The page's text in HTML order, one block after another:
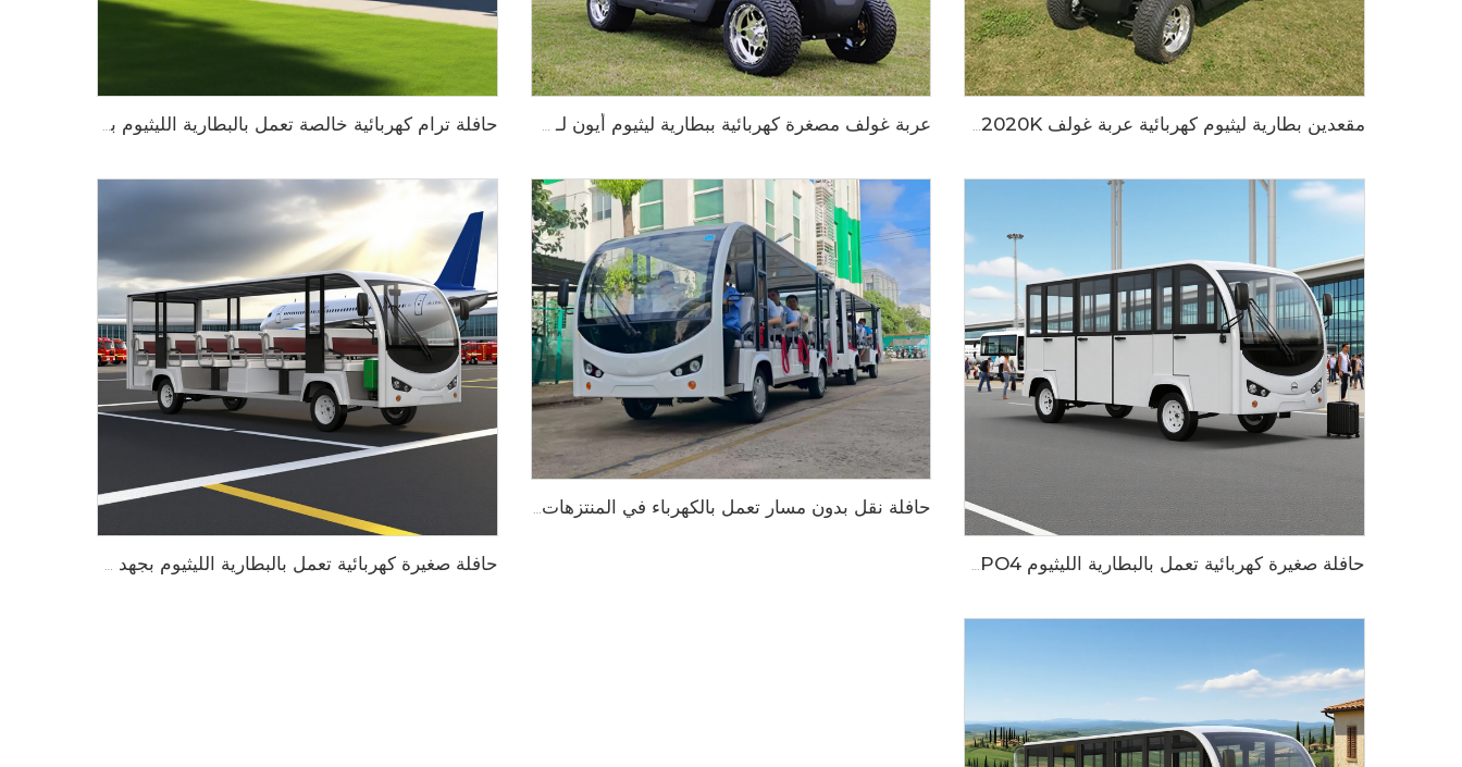
مقعدين بطارية ليثيوم كهربائية عربة غولف LS2020K حافلة ترام كهربائية خالصة تعمل بالبطارية الليثيوم بسعة 14 مقعدًا وجهد 72 فولت تُستخدم في الحدائق الحيوانية طراز LS6148K
حافلة صغيرة كهربائية تعمل بالبطارية الليثيوم LiFePO4 بسعة 200AH ذات أبواب من الألمنيوم وبسعة 14 مقعدًا طراز LS6148KF
حافلة نقل بدون مسار تعمل بالكهرباء في المنتزهات الترفيهية بسعة 29 راكبًا طراز LS6148KY
حافلة صغيرة كهربائية تعمل بالبطارية الليثيوم بجهد 96V تُستخدم في المنتجعات أو الفنادق بسعة 23 مقعدًا طراز LS6230K